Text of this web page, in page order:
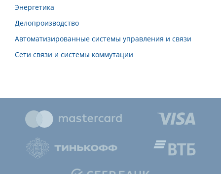
Энергетика
Делопроизводство
Автоматизированные системы управления и связи
Сети связи и системы коммутации